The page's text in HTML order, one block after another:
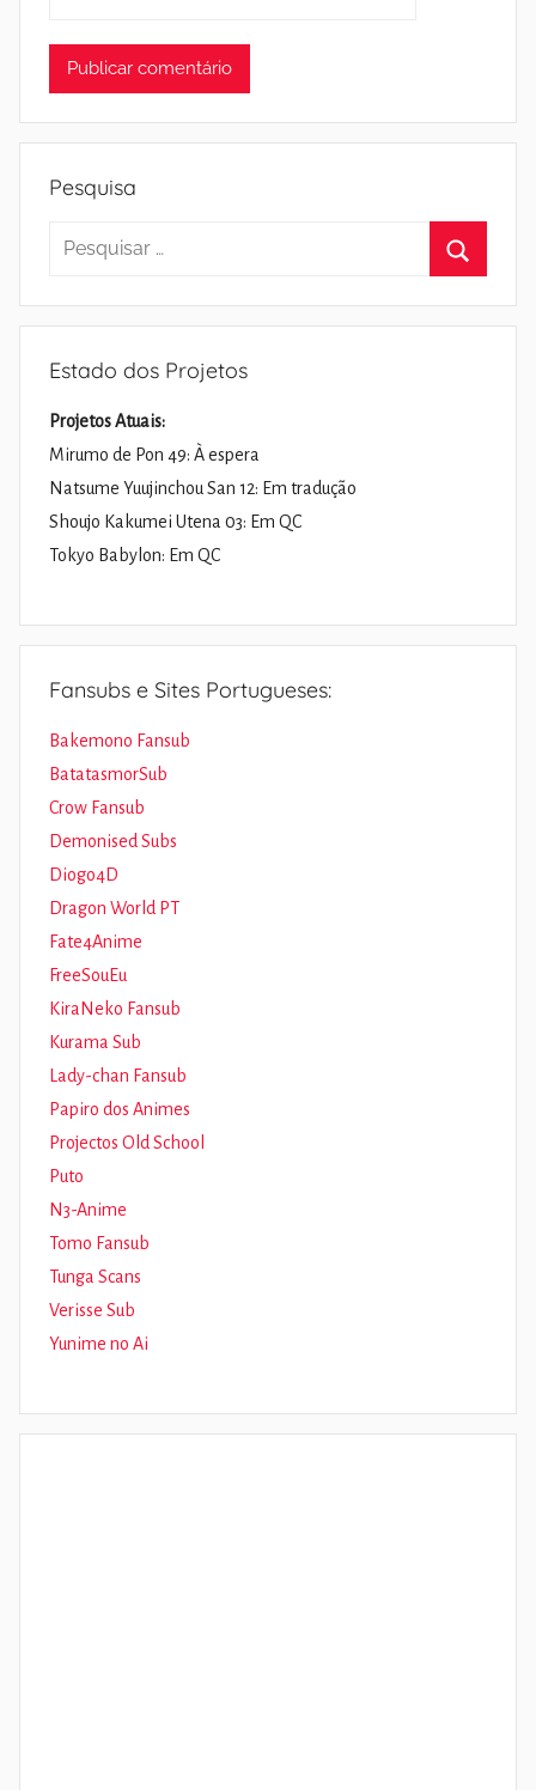
Pesquisa
Pesquisar
Estado dos Projetos
Projetos Atuais:
Mirumo de Pon 49: À espera
Natsume Yuujinchou San 12: Em tradução
Shoujo Kakumei Utena 03: Em QC
Tokyo Babylon: Em QC
Fansubs e Sites Portugueses:
Bakemono Fansub
BatatasmorSub
Crow Fansub
Demonised Subs
Diogo4D
Dragon World PT
Fate4Anime
FreeSouEu
KiraNeko Fansub
Kurama Sub
Lady-chan Fansub
Papiro dos Animes
Projectos Old School
Puto
N3-Anime
Tomo Fansub
Tunga Scans
Verisse Sub
Yunime no Ai